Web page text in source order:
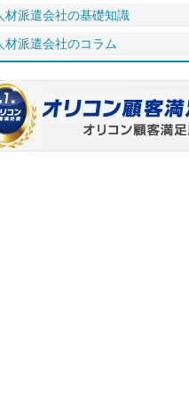
材派遣会社の基礎知識
材派遣会社のコラム